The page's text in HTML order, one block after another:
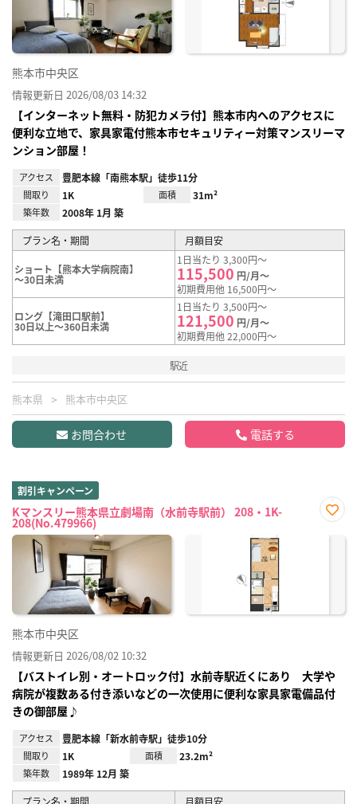
熊本市中央区
情報更新日 2026/08/03 14:32
【インターネット無料・防犯カメラ付】熊本市内へのアクセスに
便利な立地で、家具家電付熊本市セキュリティー対策マンスリーマ
ンション部屋！
アクセス 豊肥本線「南熊本駅」徒歩11分
間取り 1K 面積 31m²
築年数 2008年 1月 築
プラン名・期間 月額目安
ショート【熊本大学病院南】
～30日未満
1日当たり 3,300円～
115,500 円/月～
初期費用他 16,500円～
ロング【滝田口駅前】
30日以上～360日未満
1日当たり 3,500円～
121,500 円/月～
初期費用他 22,000円～
駅近
熊本県 熊本市中央区
お問合わせ 電話する
割引キャンペーン
Kマンスリー熊本県立劇場南（水前寺駅前） 208・1K-
208(No.479966)
に入
熊本市中央区
情報更新日 2026/08/02 10:32
【バストイレ別・オートロック付】水前寺駅近くにあり 大学や
病院が複数ある付き添いなどの一次使用に便利な家具家電備品付
きの御部屋♪
アクセス 豊肥本線「新水前寺駅」徒歩10分
間取り 1K 面積 23.2m²
築年数 1989年 12月 築
プラン名・期間
月額目安